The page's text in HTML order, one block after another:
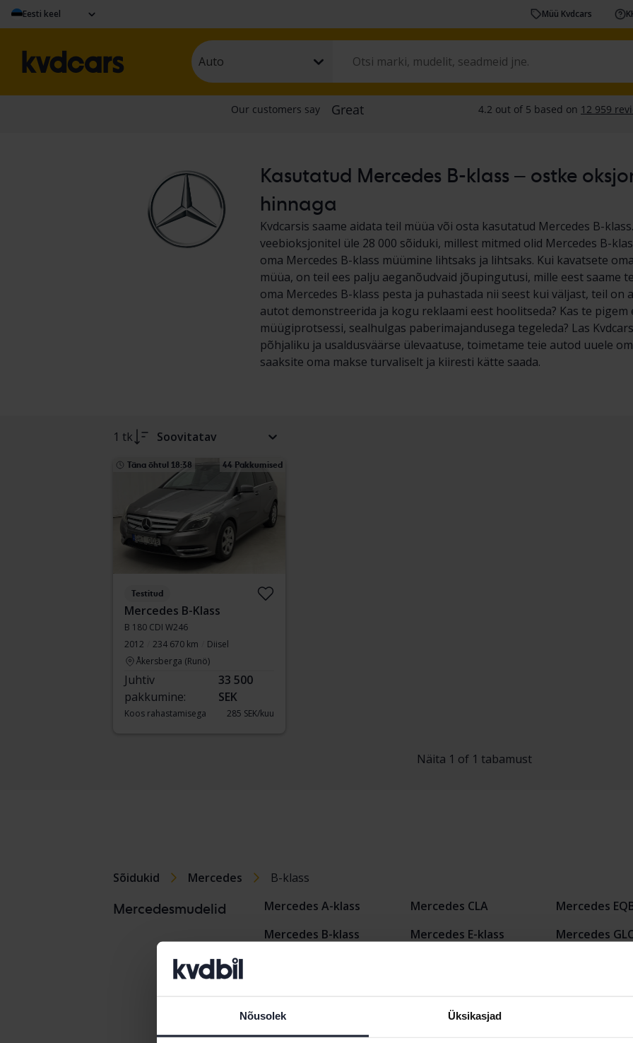
Nõusolek Üksikasjad
Eesti keel Müü Kvdcars
Auto
Kasutatud Mercedes B-klass – ostke
hinnaga
Kvdcarsis saame aidata teil müüa või osta kasutatud Mercedes B-
veebioksjonitel üle 28 000 sõiduki, millest mitmed olid Mercedes B-
oma Mercedes B-klass müümine lihtsaks ja lihtsaks. Kui kavatsete
müüa, on teil ees palju aeganõudvaid jõupingutusi, mille eest saame
oma Mercedes B-klass pesta ja puhastada nii seest kui väljast, teil
autot demonstreerida ja kogu reklaami eest hoolitseda? Kas te pigem
müügiprotsessi, sealhulgas paberimajandusega tegeleda? Las
põhjaliku ja usaldusväärse ülevaatuse, toimetame teie autod uuele
saaksite oma makse turvaliselt ja kiiresti kätte saada.
1 tk Soovitatav
Täna õhtul 18:38 44 Pakkumised
Testitud
Mercedes B-Klass
B 180 CDI W246
2012
234 670 km
Diisel
Åkersberga (Runö)
Juhtiv
pakkumine:
33 500
SEK
Koos rahastamisega 285 SEK/kuu
Näita 1 of 1 tabamust
Sõidukid Mercedes B-klass
Mercedesmudelid
Mercedes A-klass
Mercedes B-klass
Mercedes CLA
Mercedes E-klass
Mercedes
Mercedes